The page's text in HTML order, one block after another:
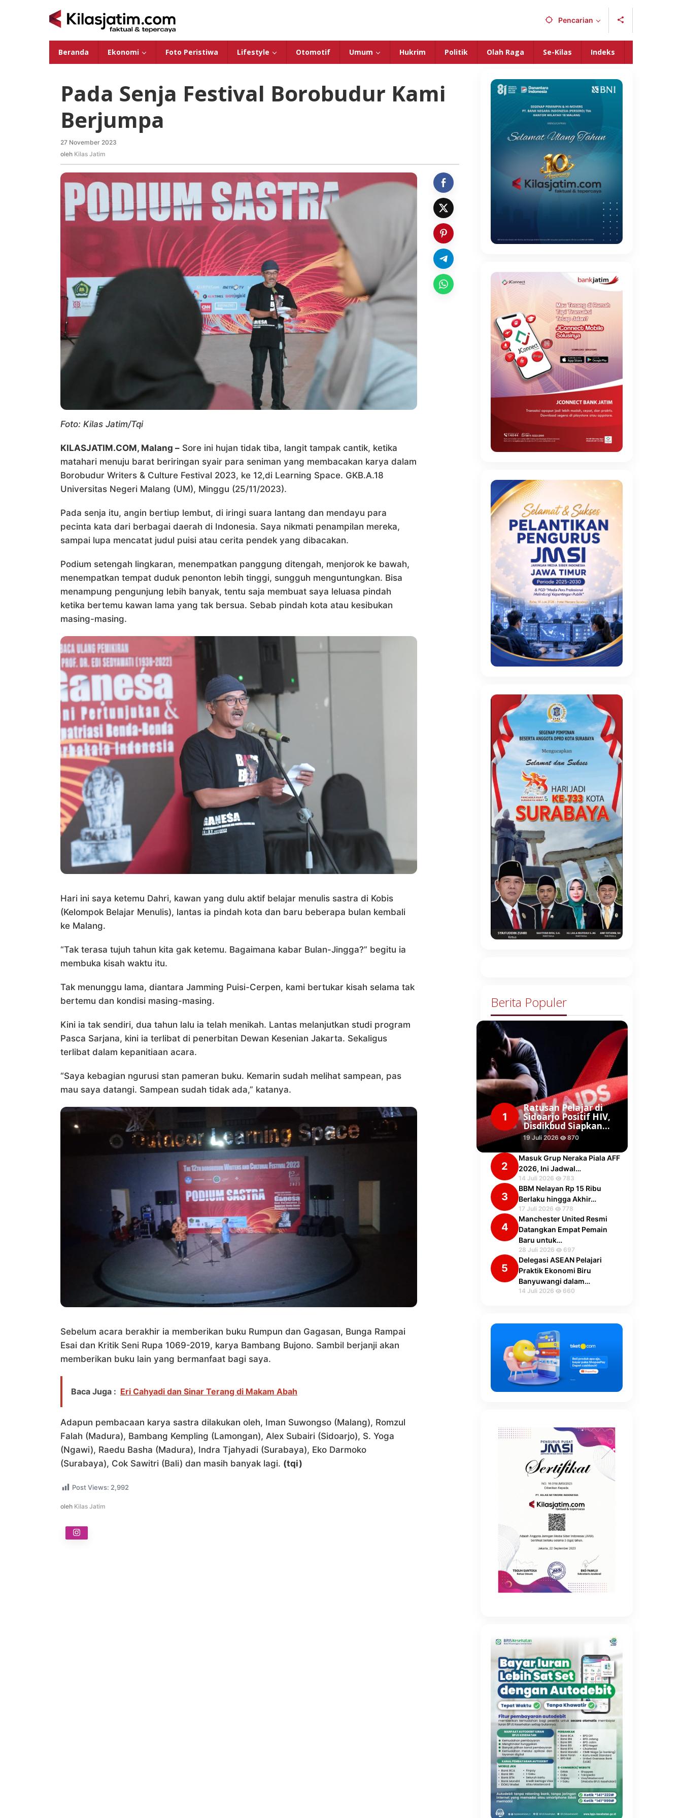
Pencarian
Beranda Ekonomi Foto Peristiwa Lifestyle Otomotif Umum Hukrim Politik Olah Raga Se-Kilas Indeks
Pada Senja Festival Borobudur Kami
Berjumpa
27 November 2023
oleh Kilas Jatim
Foto: Kilas Jatim/Tqi
KILASJATIM.COM, Malang – Sore ini hujan tidak tiba, langit tampak cantik, ketika
matahari menuju barat beriringan syair para seniman yang membacakan karya dalam
Borobudur Writers & Culture Festival 2023, ke 12,di Learning Space. GKB.A.18
Universitas Negeri Malang (UM), Minggu (25/11/2023).
Pada senja itu, angin bertiup lembut, di iringi suara lantang dan mendayu para
pecinta kata dari berbagai daerah di Indonesia. Saya nikmati penampilan mereka,
sampai lupa mencatat judul puisi atau cerita pendek yang dibacakan.
Podium setengah lingkaran, menempatkan panggung ditengah, menjorok ke bawah,
menempatkan tempat duduk penonton lebih tinggi, sungguh menguntungkan. Bisa
menampung pengunjung lebih banyak, tentu saja membuat saya leluasa pindah
ketika bertemu kawan lama yang tak bersua. Sebab pindah kota atau kesibukan
masing-masing.
Hari ini saya ketemu Dahri, kawan yang dulu aktif belajar menulis sastra di Kobis
(Kelompok Belajar Menulis), lantas ia pindah kota dan baru beberapa bulan kembali
ke Malang.
“Tak terasa tujuh tahun kita gak ketemu. Bagaimana kabar Bulan-Jingga?” begitu ia
membuka kisah waktu itu.
Tak menunggu lama, diantara Jamming Puisi-Cerpen, kami bertukar kisah selama tak
bertemu dan kondisi masing-masing.
Kini ia tak sendiri, dua tahun lalu ia telah menikah. Lantas melanjutkan studi program
Pasca Sarjana, kini ia terlibat di penerbitan Dewan Kesenian Jakarta. Sekaligus
terlibat dalam kepanitiaan acara.
“Saya kebagian ngurusi stan pameran buku. Kemarin sudah melihat sampean, pas
mau saya datangi. Sampean sudah tidak ada,” katanya.
Sebelum acara berakhir ia memberikan buku Rumpun dan Gagasan, Bunga Rampai
Esai dan Kritik Seni Rupa 1069-2019, karya Bambang Bujono. Sambil berjanji akan
memberikan buku lain yang bermanfaat bagi saya.
Baca Juga : Eri Cahyadi dan Sinar Terang di Makam Abah
Adapun pembacaan karya sastra dilakukan oleh, Iman Suwongso (Malang), Romzul
Falah (Madura), Bambang Kempling (Lamongan), Alex Subairi (Sidoarjo), S. Yoga
(Ngawi), Raedu Basha (Madura), Indra Tjahyadi (Surabaya), Eko Darmoko
(Surabaya), Cok Sawitri (Bali) dan masih banyak lagi. (tqi)
Post Views: 2,992
oleh Kilas Jatim
Berita Populer
1
Ratusan Pelajar di
Sidoarjo Positif HIV,
Disdikbud Siapkan…
19 Juli 2026 870
2
Masuk Grup Neraka Piala AFF
2026, Ini Jadwal…
14 Juli 2026 783
3
BBM Nelayan Rp 15 Ribu
Berlaku hingga Akhir…
17 Juli 2026 778
4
Manchester United Resmi
Datangkan Empat Pemain
Baru untuk…
28 Juli 2026 697
5
Delegasi ASEAN Pelajari
Praktik Ekonomi Biru
Banyuwangi dalam…
14 Juli 2026 660